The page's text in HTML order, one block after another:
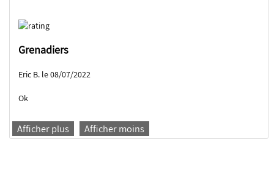
Grenadiers
Eric B. le 08/07/2022
Ok
Afficher plus Afficher moins